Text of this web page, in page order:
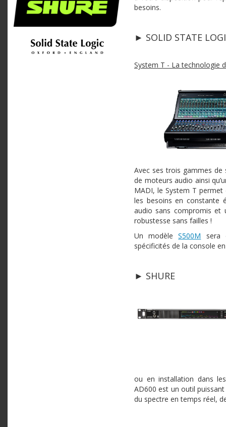
besoins.
► SOLID STATE
System T - La technologie
Avec ses trois gammes de
de moteurs audio ainsi
MADI, le System T
les besoins en constante
audio sans compromis et
robustesse sans failles !
Un modèleS500M sera
spécificités de la console
► SHURE
ou en installation dans
AD600 est un outil
du spectre en temps réel,